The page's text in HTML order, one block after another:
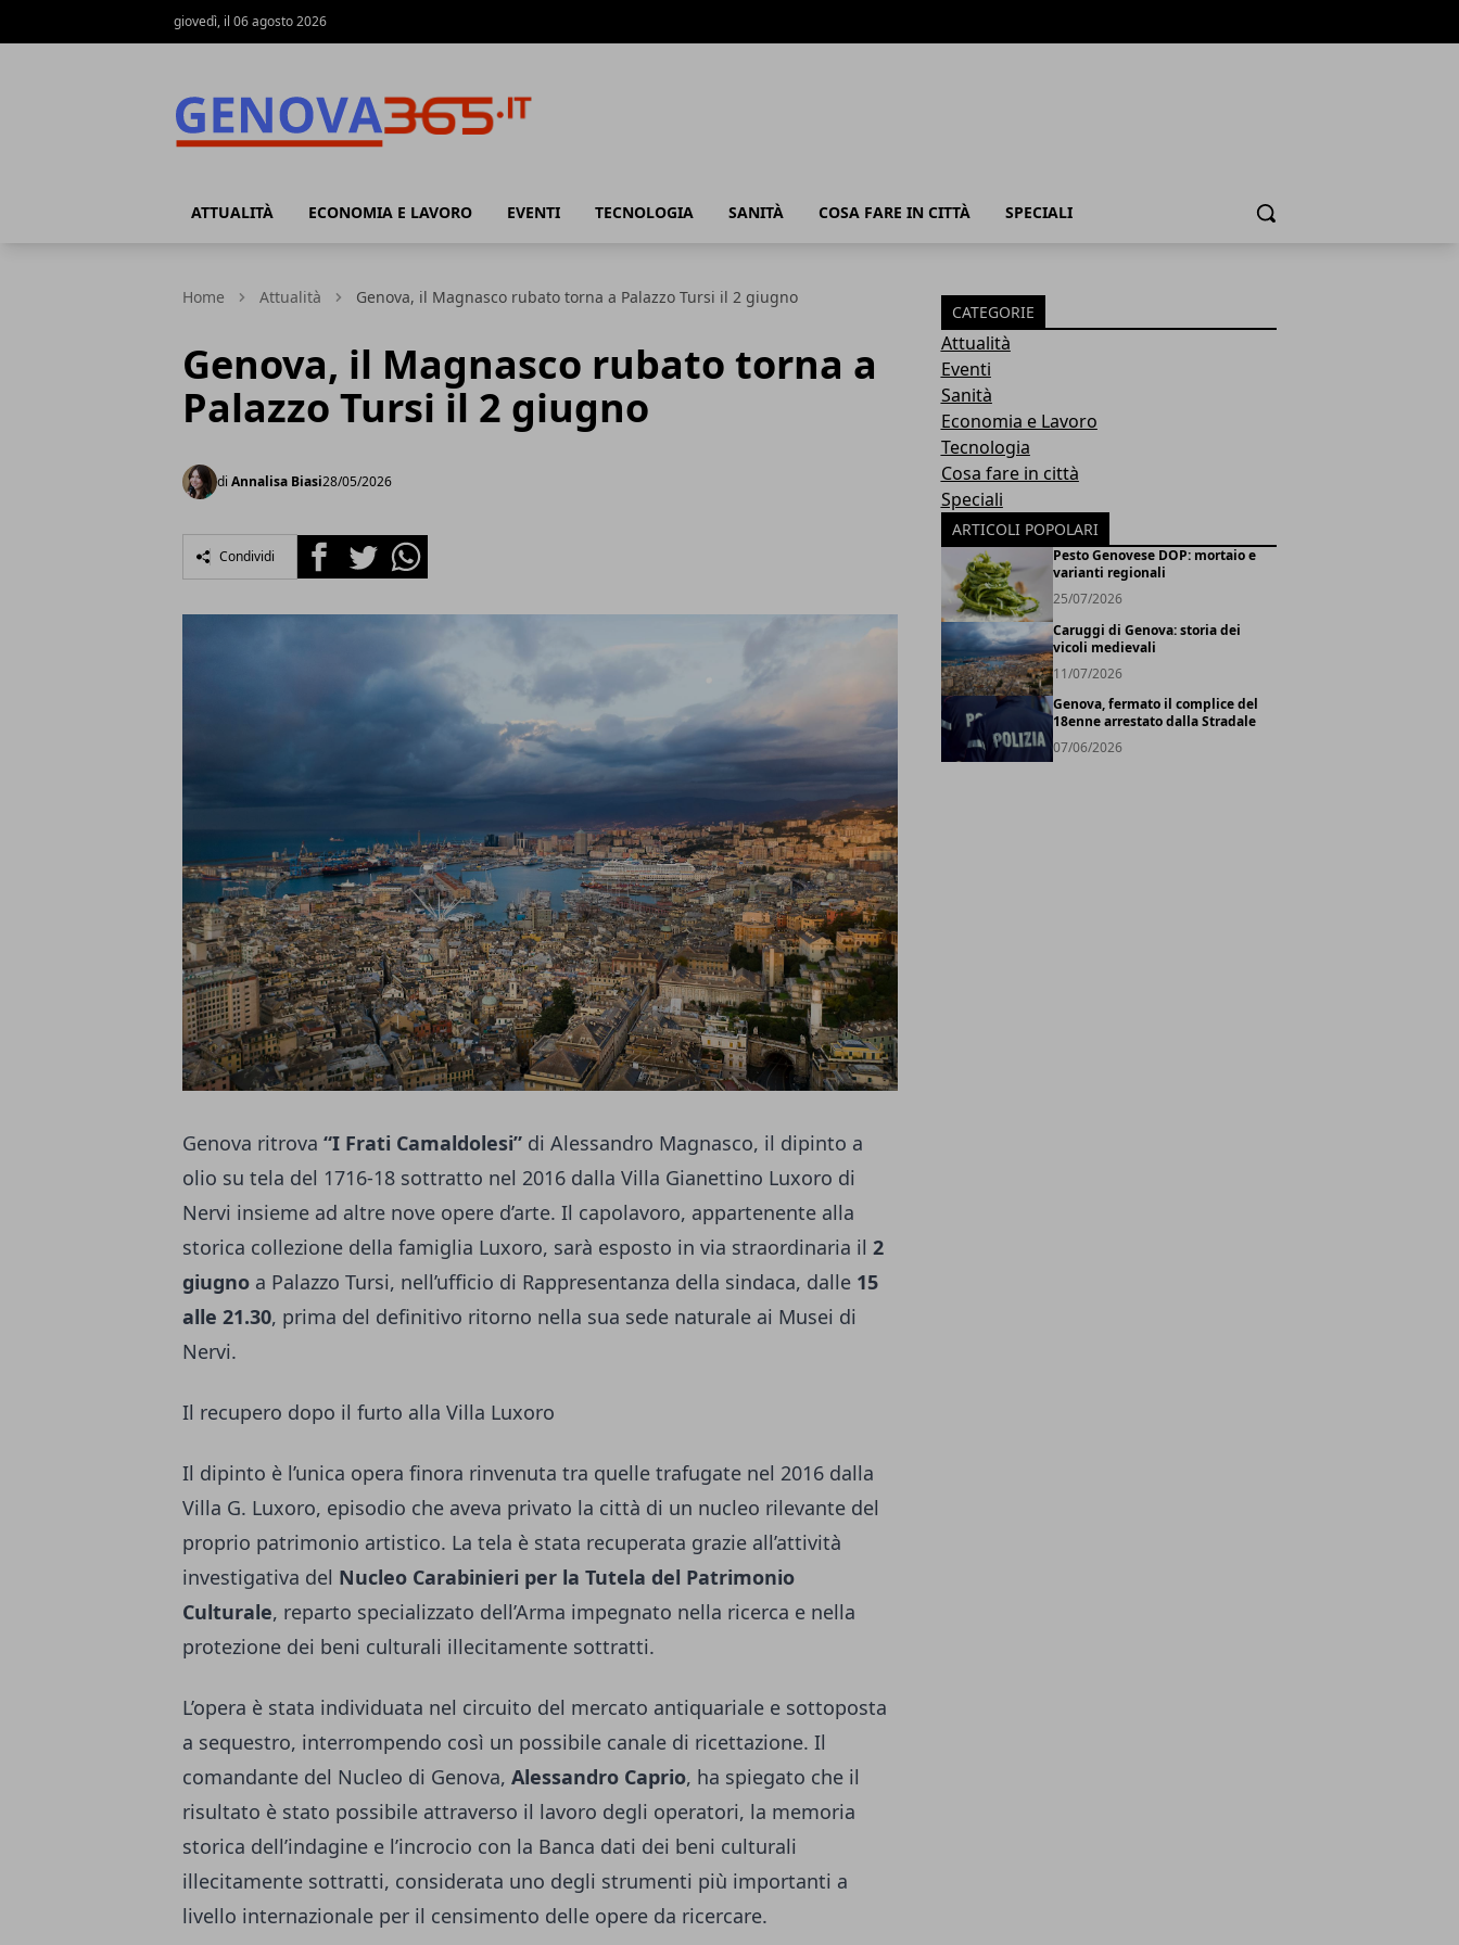
giovedì, il 06 agosto 2026
ATTUALITÀ ECONOMIA E LAVORO EVENTI TECNOLOGIA SANITÀ COSA FARE IN CITTÀ SPECIALI Cerca
Home Attualità Genova, il Magnasco rubato torna a Palazzo Tursi il 2 giugno
Genova, il Magnasco rubato torna a
Palazzo Tursi il 2 giugno
di Annalisa Biasi28/05/2026
Condividi FacebookTwitterWhatsapp
Genova ritrova “I Frati Camaldolesi” di Alessandro Magnasco, il dipinto a
olio su tela del 1716-18 sottratto nel 2016 dalla Villa Gianettino Luxoro di
Nervi insieme ad altre nove opere d’arte. Il capolavoro, appartenente alla
storica collezione della famiglia Luxoro, sarà esposto in via straordinaria il 2
giugno a Palazzo Tursi, nell’ufficio di Rappresentanza della sindaca, dalle 15
alle 21.30, prima del definitivo ritorno nella sua sede naturale ai Musei di
Nervi.
Il recupero dopo il furto alla Villa Luxoro
Il dipinto è l’unica opera finora rinvenuta tra quelle trafugate nel 2016 dalla
Villa G. Luxoro, episodio che aveva privato la città di un nucleo rilevante del
proprio patrimonio artistico. La tela è stata recuperata grazie all’attività
investigativa del Nucleo Carabinieri per la Tutela del Patrimonio
Culturale, reparto specializzato dell’Arma impegnato nella ricerca e nella
protezione dei beni culturali illecitamente sottratti.
L’opera è stata individuata nel circuito del mercato antiquariale e sottoposta
a sequestro, interrompendo così un possibile canale di ricettazione. Il
comandante del Nucleo di Genova, Alessandro Caprio, ha spiegato che il
risultato è stato possibile attraverso il lavoro degli operatori, la memoria
storica dell’indagine e l’incrocio con la Banca dati dei beni culturali
illecitamente sottratti, considerata uno degli strumenti più importanti a
livello internazionale per il censimento delle opere da ricercare.
CATEGORIE
Attualità
Eventi
Sanità
Economia e Lavoro
Tecnologia
Cosa fare in città
Speciali
ARTICOLI POPOLARI
Pesto Genovese DOP: mortaio e
varianti regionali
25/07/2026
Caruggi di Genova: storia dei
vicoli medievali
11/07/2026
Genova, fermato il complice del
18enne arrestato dalla Stradale
07/06/2026